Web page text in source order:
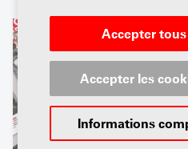
Accepter
Accepter les
Informations